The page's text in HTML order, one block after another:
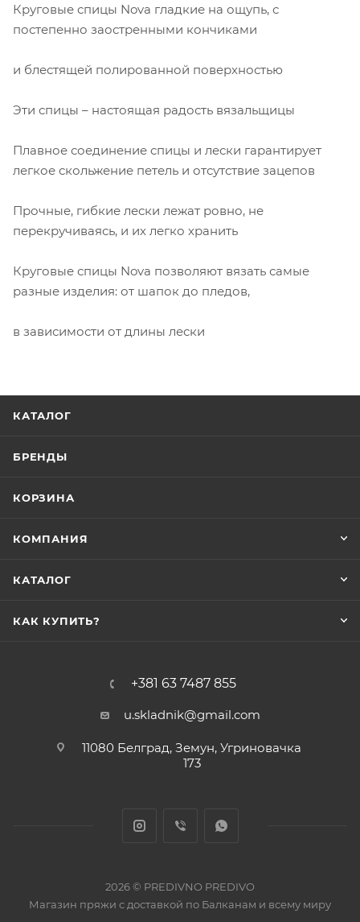
Круговые спицы Nova гладкие на ощупь, с
постепенно заостренными кончиками
и блестящей полированной поверхностью
Эти спицы – настоящая радость вязальщицы
Плавное соединение спицы и лески гарантирует
легкое скольжение петель и отсутствие зацепов
Прочные, гибкие лески лежат ровно, не
перекручиваясь, и их легко хранить
Круговые спицы Nova позволяют вязать самые
разные изделия: от шапок до пледов,
в зависимости от длины лески
КАТАЛОГ
БРЕНДЫ
КОРЗИНА
КОМПАНИЯ
КАТАЛОГ
КАК КУПИТЬ?
+381 63 7487 855
u.skladnik@gmail.com
11080 Белград, Земун, Угриновачка
173
2026 © PREDIVNO PREDIVO
Магазин пряжи с доставкой по Балканам и всему миру